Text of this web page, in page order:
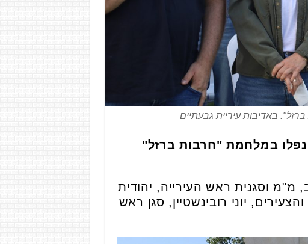
באדיבות עיריית גבעתיים
נפלו במלחמת "חרבות ברזל"
מ"מ וסגנית ראש העירייה, יהודית
יוני רובינשטיין, סגן ראש